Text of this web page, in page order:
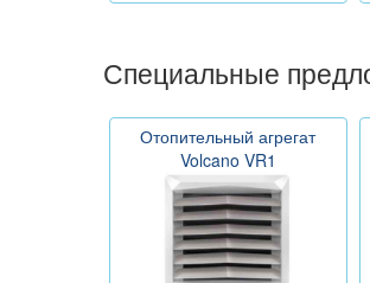
Специальные
Отопительный агрегат
Volcano VR1